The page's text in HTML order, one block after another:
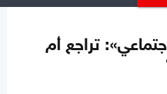
تراجع أم